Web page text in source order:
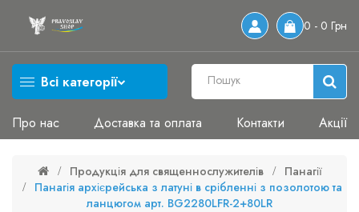
0 - 0 Грн
Всі категорії
Про нас Доставка та оплата Контакти Акції
Продукція для священнослужителів
Панагії
Панагія архієрейська з латуні в срібленні з позолотою та
ланцюгом арт. BG2280LFR-2+80LR